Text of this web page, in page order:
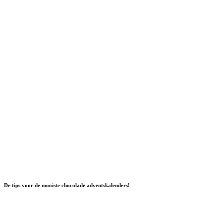
De tips voor de mooiste chocolade adventskalenders!